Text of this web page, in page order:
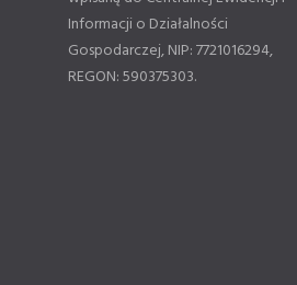
Informacji o Działalności
Gospodarczej, NIP: 7721016294,
REGON: 590375303.